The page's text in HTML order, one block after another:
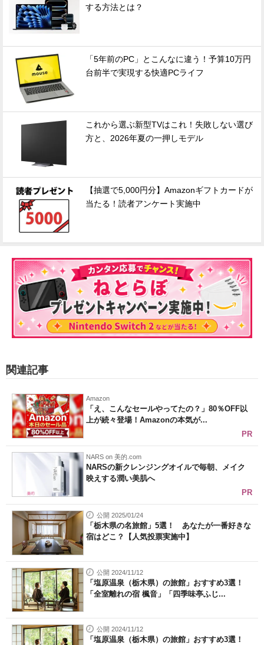
する方法とは？
「5年前のPC」とこんなに違う！予算10万円
台前半で実現する快適PCライフ
これから選ぶ新型TVはこれ！失敗しない選び
方と、2026年夏の一押しモデル
【抽選で5,000円分】Amazonギフトカードが
当たる！読者アンケート実施中
関連記事
Amazon
「え、こんなセールやってたの？」80％OFF以
上が続々登場！Amazonの本気が...
PR
NARS on 美的.com
NARSの新クレンジングオイルで毎朝、メイク
映えする潤い美肌へ
PR
公開 2025/01/24
「栃木県の名旅館」5選！ あなたが一番好きな
宿はどこ？【人気投票実施中】
公開 2024/11/12
「塩原温泉（栃木県）の旅館」おすすめ3選！
「全室離れの宿 楓音」「四季味亭ふじ...
公開 2024/11/12
「塩原温泉（栃木県）の旅館」おすすめ3選！